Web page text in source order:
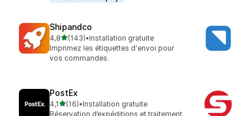
Shipandco
4,8étoile(s) sur 5
(143)
143 avis au total
•Installation gratuite
Imprimez les étiquettes d'envoi pour
vos commandes.
PostEx
4,1étoile(s) sur 5
(16)
16 avis au total
•Installation gratuite
Réservation d’expéditions et traitement